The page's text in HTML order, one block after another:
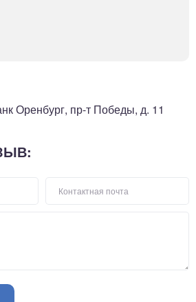
Оренбург, пр-т Победы, д. 11